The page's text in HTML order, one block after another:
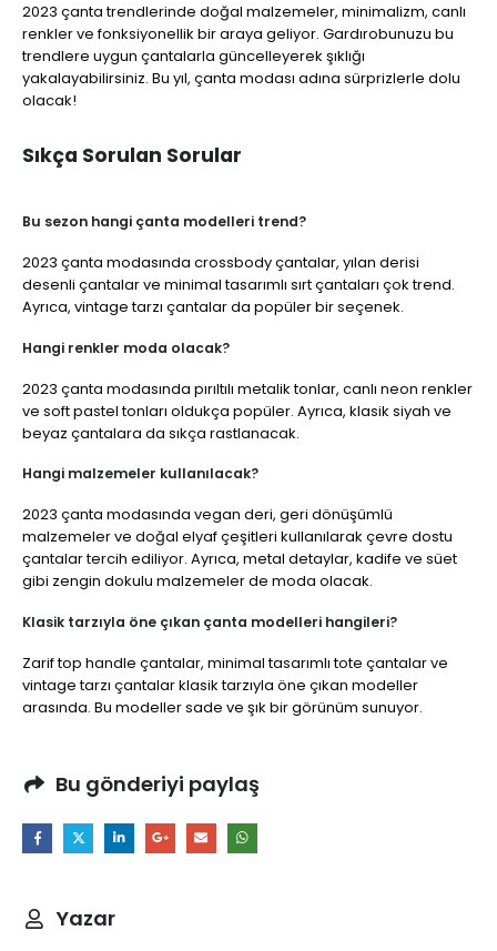
2023 çanta trendlerinde doğal malzemeler, minimalizm, canlı
renkler ve fonksiyonellik bir araya geliyor. Gardırobunuzu bu
trendlere uygun çantalarla güncelleyerek şıklığı
yakalayabilirsiniz. Bu yıl, çanta modası adına sürprizlerle dolu
olacak!
Sıkça Sorulan Sorular
Bu sezon hangi çanta modelleri trend?
2023 çanta modasında crossbody çantalar, yılan derisi
desenli çantalar ve minimal tasarımlı sırt çantaları çok trend.
Ayrıca, vintage tarzı çantalar da popüler bir seçenek.
Hangi renkler moda olacak?
2023 çanta modasında pırıltılı metalik tonlar, canlı neon renkler
ve soft pastel tonları oldukça popüler. Ayrıca, klasik siyah ve
beyaz çantalara da sıkça rastlanacak.
Hangi malzemeler kullanılacak?
2023 çanta modasında vegan deri, geri dönüşümlü
malzemeler ve doğal elyaf çeşitleri kullanılarak çevre dostu
çantalar tercih ediliyor. Ayrıca, metal detaylar, kadife ve süet
gibi zengin dokulu malzemeler de moda olacak.
Klasik tarzıyla öne çıkan çanta modelleri hangileri?
Zarif top handle çantalar, minimal tasarımlı tote çantalar ve
vintage tarzı çantalar klasik tarzıyla öne çıkan modeller
arasında. Bu modeller sade ve şık bir görünüm sunuyor.
Bu gönderiyi paylaş
Yazar